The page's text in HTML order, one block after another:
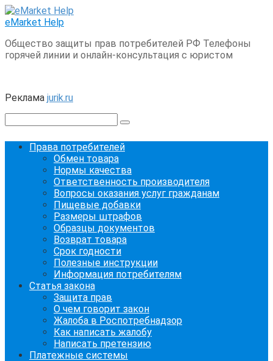
Перейти
к
eMarket Help
Общество защиты прав потребителей РФ Телефоны
горячей линии и онлайн-консультация с юристом
Реклама jurik.ru
Права потребителей
Обмен товара
Нормы качества
Ответственность производителя
Вопросы оказания услуг гражданам
Пищевые добавки
Размеры штрафов
Образцы документов
Возврат товара
Срок годности
Полезные инструкции
Информация потребителям
Статья закона
Защита прав
О чем говорит закон
Жалоба в Роспотребнадзор
Как написать жалобу
Написать претензию
Платежные системы